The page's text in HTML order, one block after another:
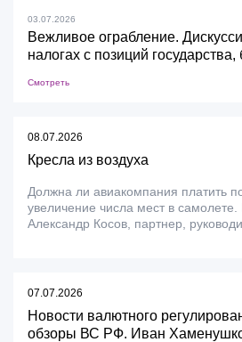
03.07.2026
Вежливое ограбление.
налогах с позиций
Смотреть
08.07.2026
Кресла из воздуха
Должна ли авиакомпания платить
увеличение числа мест в
Александр Косов, партнер,
07.07.2026
Новости валютного
обзоры ВС РФ. Иван